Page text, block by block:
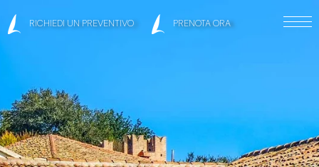
RICHIEDI UN PREVENTIVO PRENOTA ORA